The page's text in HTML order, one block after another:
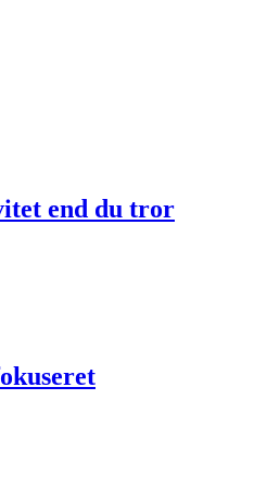
end du tror